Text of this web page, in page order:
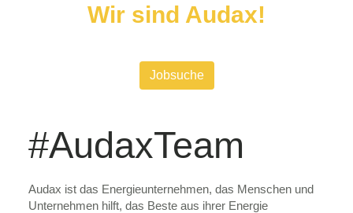
Wir sind Audax!
Jobsuche
#AudaxTeam
Audax ist das Energieunternehmen, das Menschen und
Unternehmen hilft, das Beste aus ihrer Energie